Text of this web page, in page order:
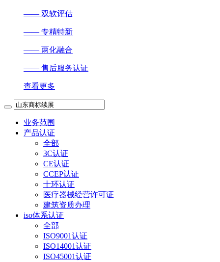
—— 双软评估
—— 专精特新
—— 两化融合
—— 售后服务认证
查看更多
业务范围
产品认证
全部
3C认证
CE认证
CCEP认证
十环认证
医疗器械经营许可证
建筑资质办理
iso体系认证
全部
ISO9001认证
ISO14001认证
ISO45001认证